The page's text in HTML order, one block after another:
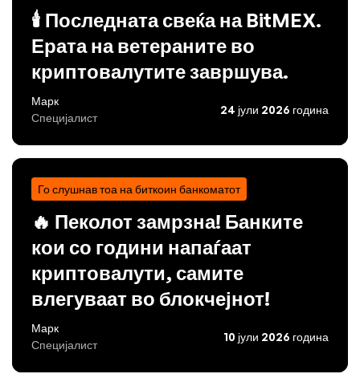
🕯️ Последната свеќа на BitMEX.
Ерата на ветераните во
криптовалутите завршува.
Марк
Специјалист
24 јули 2026 година
Го слушнав тоа на биткоин банкоматот
🔥 Пеколот замрзна! Банките
кои со години напаѓаат
криптовалути, самите
влегуваат во блокчејнот!
Марк
Специјалист
10 јули 2026 година